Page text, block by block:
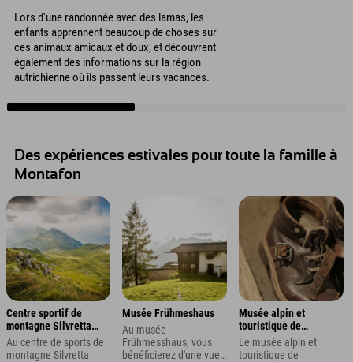
Lors d'une randonnée avec des lamas, les
enfants apprennent beaucoup de choses sur
ces animaux amicaux et doux, et découvrent
également des informations sur la région
autrichienne où ils passent leurs vacances.
Des expériences estivales pour toute la famille à
Montafon
Centre sportif de
montagne Silvretta
Montafon
Au centre de sports de
montagne Silvretta
Musée Frühmeshaus
Au musée
Frühmesshaus, vous
bénéficierez d'une vue
Musée alpin et
touristique de
Montafon
Le musée alpin et
touristique de